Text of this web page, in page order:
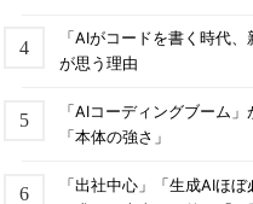
「AIがコードを書く時代
が思う理由
「AIコーディングブーム
「本体の強さ」
「出社中心」「生成AIほ